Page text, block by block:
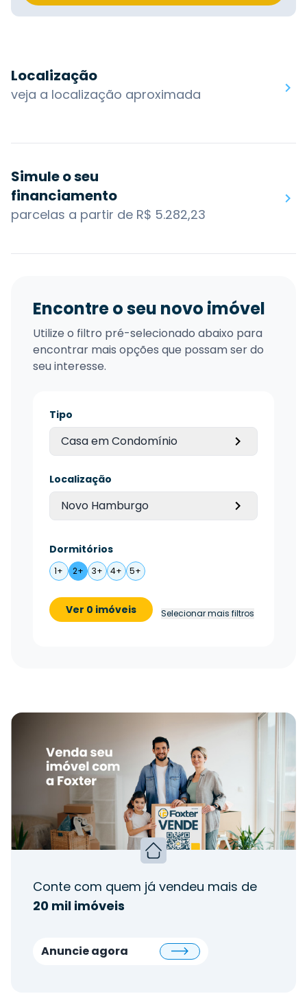
Localização
veja a localização aproximada
Simule o seu
financiamento
parcelas a partir de R$ 5.282,23
Encontre o seu novo imóvel
Utilize o filtro pré-selecionado abaixo para
encontrar mais opções que possam ser do
seu interesse.
Tipo
Casa em Condomínio
Localização
Novo Hamburgo
Dormitórios
1+ 2+ 3+ 4+ 5+
Ver 0 imóveis Selecionar mais filtros
Conte com quem já vendeu mais de
20 mil imóveis
Anuncie agora